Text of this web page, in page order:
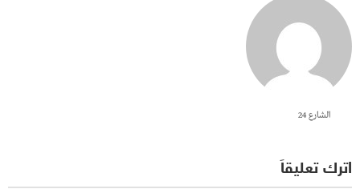
الشارع 24
اترك تعليقاً